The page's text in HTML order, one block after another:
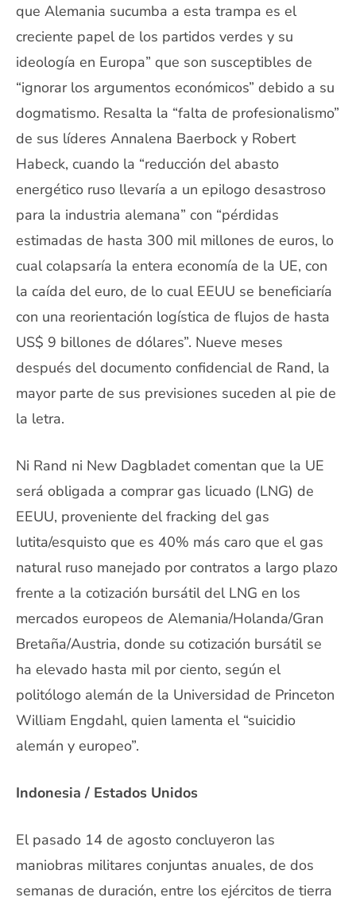
que Alemania sucumba a esta trampa es el
creciente papel de los partidos verdes y su
ideología en Europa” que son susceptibles de
“ignorar los argumentos económicos” debido a su
dogmatismo. Resalta la “falta de profesionalismo”
de sus líderes Annalena Baerbock y Robert
Habeck, cuando la “reducción del abasto
energético ruso llevaría a un epilogo desastroso
para la industria alemana” con “pérdidas
estimadas de hasta 300 mil millones de euros, lo
cual colapsaría la entera economía de la UE, con
la caída del euro, de lo cual EEUU se beneficiaría
con una reorientación logística de flujos de hasta
US$ 9 billones de dólares”. Nueve meses
después del documento confidencial de Rand, la
mayor parte de sus previsiones suceden al pie de
la letra.
Ni Rand ni New Dagbladet comentan que la UE
será obligada a comprar gas licuado (LNG) de
EEUU, proveniente del fracking del gas
lutita/esquisto que es 40% más caro que el gas
natural ruso manejado por contratos a largo plazo
frente a la cotización bursátil del LNG en los
mercados europeos de Alemania/Holanda/Gran
Bretaña/Austria, donde su cotización bursátil se
ha elevado hasta mil por ciento, según el
politólogo alemán de la Universidad de Princeton
William Engdahl, quien lamenta el “suicidio
alemán y europeo”.
Indonesia / Estados Unidos
El pasado 14 de agosto concluyeron las
maniobras militares conjuntas anuales, de dos
semanas de duración, entre los ejércitos de tierra